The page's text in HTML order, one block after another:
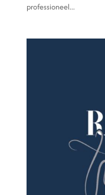
professioneel...